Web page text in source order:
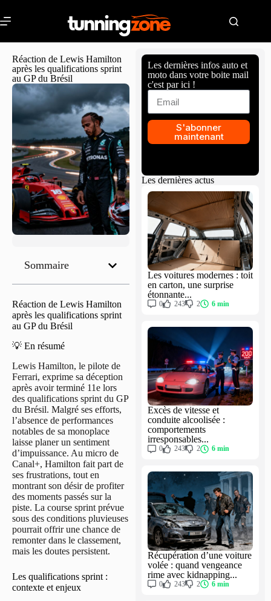
Réaction de Lewis Hamilton
après les qualifications sprint
au GP du Brésil
Sommaire
Réaction de Lewis Hamilton
après les qualifications sprint
au GP du Brésil
💡 En résumé
Lewis Hamilton, le pilote de
Ferrari, exprime sa déception
après avoir terminé 11e lors
des qualifications sprint du GP
du Brésil. Malgré ses efforts,
l’absence de performances
notables de sa monoplace
laisse planer un sentiment
d’impuissance. Au micro de
Canal+, Hamilton fait part de
ses frustrations, tout en
montrant son désir de profiter
des moments passés sur la
piste. La course sprint prévue
sous des conditions pluvieuses
pourrait offrir une chance de
remonter dans le classement,
mais les doutes persistent.
Les qualifications sprint :
contexte et enjeux
Les dernières infos auto et
moto dans votre boite mail
c'est par ici !
S'abonner
maintenant
Les dernières actus
Les voitures modernes : toit
en carton, une surprise
étonnante...
0 243 2 6 min
Excès de vitesse et
conduite alcoolisée :
comportements
irresponsables...
0 243 2 6 min
Récupération d’une voiture
volée : quand vengeance
rime avec kidnapping...
0 243 2 6 min